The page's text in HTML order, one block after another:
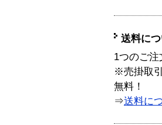
送料に
1つのご注
※売掛取
無料！
⇒送料に